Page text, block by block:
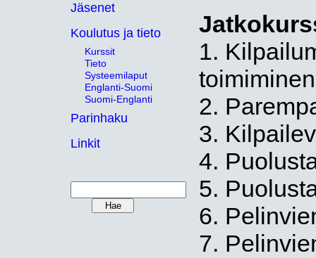
Jäsenet
Koulutus ja tieto
Kurssit
Tieto
Systeemilaput
Englanti-Suomi
Suomi-Englanti
Parinhaku
Linkit
1.
2.
3.
4.
5.
6.
7.